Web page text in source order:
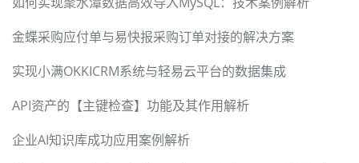
金蝶采购应付单与易快报采购订单对接的解决方案
实现小满OKKICRM系统与轻易云平台的数据集成
API资产的【主键检查】功能及其作用解析
企业AI知识库成功应用案例解析